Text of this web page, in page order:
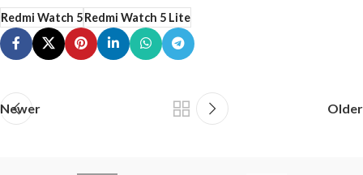
Redmi Watch 5Redmi Watch 5 Lite
Newer Older